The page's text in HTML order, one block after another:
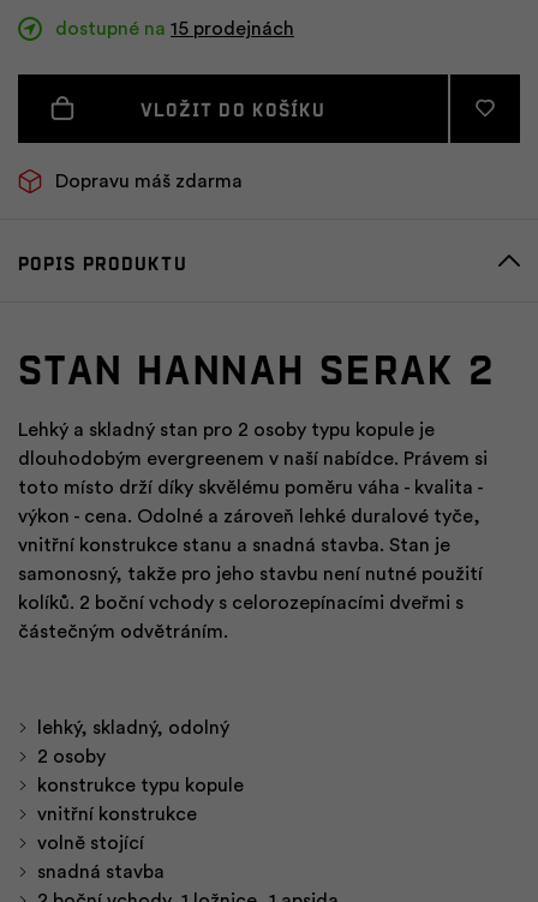
dostupné na 15 prodejnách
Vložit do košíku
Dopravu máš zdarma
Popis produktu
Stan HANNAH SERAK 2
Lehký a skladný stan pro 2 osoby typu kopule je
dlouhodobým evergreenem v naší nabídce. Právem si
toto místo drží díky skvělému poměru váha - kvalita -
výkon - cena. Odolné a zároveň lehké duralové tyče,
vnitřní konstrukce stanu a snadná stavba. Stan je
samonosný, takže pro jeho stavbu není nutné použití
kolíků. 2 boční vchody s celorozepínacími dveřmi s
částečným odvětráním.
lehký, skladný, odolný
2 osoby
konstrukce typu kopule
vnitřní konstrukce
volně stojící
snadná stavba